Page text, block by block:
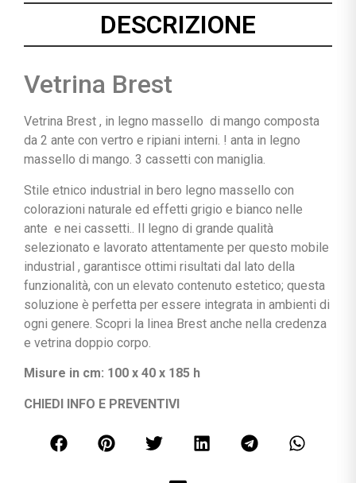
DESCRIZIONE
Vetrina Brest
Vetrina Brest , in legno massello di mango composta
da 2 ante con vertro e ripiani interni. ! anta in legno
massello di mango. 3 cassetti con maniglia.
Stile etnico industrial in bero legno massello con
colorazioni naturale ed effetti grigio e bianco nelle
ante e nei cassetti.. Il legno di grande qualità
selezionato e lavorato attentamente per questo mobile
industrial , garantisce ottimi risultati dal lato della
funzionalità, con un elevato contenuto estetico; questa
soluzione è perfetta per essere integrata in ambienti di
ogni genere. Scopri la linea Brest anche nella credenza
e vetrina doppio corpo.
Misure in cm: 100 x 40 x 185 h
CHIEDI INFO E PREVENTIVI